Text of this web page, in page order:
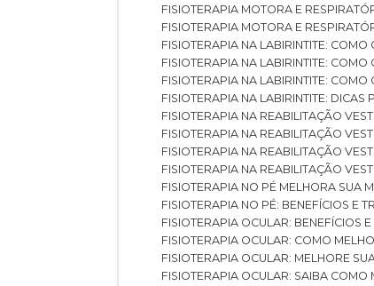
FISIOTERAPIA MOTORA E
FISIOTERAPIA MOTORA E
FISIOTERAPIA NA LABIRINTITE:
FISIOTERAPIA NA LABIRINTITE:
FISIOTERAPIA NA LABIRINTITE:
FISIOTERAPIA NA LABIRINTITE:
FISIOTERAPIA NA REABILITAÇÃO
FISIOTERAPIA NA REABILITAÇÃO
FISIOTERAPIA NA REABILITAÇÃO
FISIOTERAPIA NA REABILITAÇÃO
FISIOTERAPIA NO PÉ MELHORA SUA
FISIOTERAPIA NO PÉ: BENEFÍCIOS E
FISIOTERAPIA OCULAR: BENEFÍCIOS
FISIOTERAPIA OCULAR: COMO
FISIOTERAPIA OCULAR: MELHORE
FISIOTERAPIA OCULAR: SAIBA